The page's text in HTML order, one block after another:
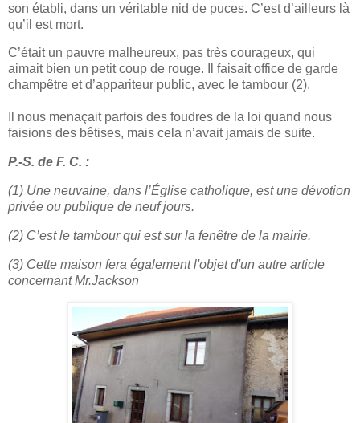
son établi, dans un véritable nid de puces. C’est d’ailleurs là
qu’il est mort.
C’était un pauvre malheureux, pas très courageux, qui
aimait bien un petit coup de rouge. Il faisait office de garde
champêtre et d’appariteur public, avec le tambour (2).
Il nous menaçait parfois des foudres de la loi quand nous
faisions des bêtises, mais cela n’avait jamais de suite.
P.-S. de F. C. :
(1) Une neuvaine, dans l’Église catholique, est une dévotion
privée ou publique de neuf jours.
(2) C’est le tambour qui est sur la fenêtre de la mairie.
(3) Cette maison fera également l'objet d'un autre article
concernant Mr.Jackson